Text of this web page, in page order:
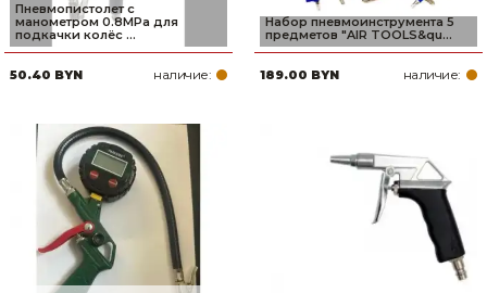
Пневмопистолет с
манометром 0.8MPa для
подкачки колёс ...
50.40 BYN наличие:
Набор пневмоинструмента 5
предметов "AIR TOOLS&qu...
189.00 BYN наличие: